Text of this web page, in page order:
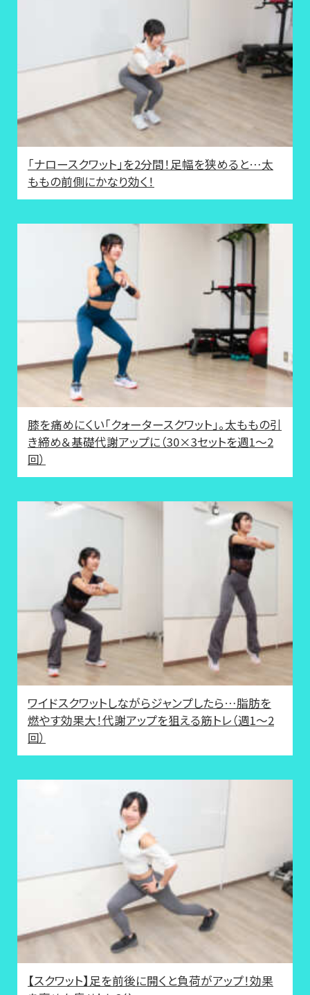
「ナロースクワット」を2分間！足幅を狭めると…太
ももの前側にかなり効く！
膝を痛めにくい「クォータースクワット」。太ももの引
き締め＆基礎代謝アップに（30×3セットを週1～2
回）
ワイドスクワットしながらジャンプしたら…脂肪を
燃やす効果大！代謝アップを狙える筋トレ（週1～2
回）
【スクワット】足を前後に開くと負荷がアップ！効果